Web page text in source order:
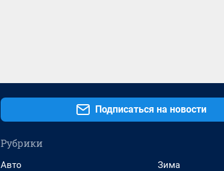
Подписаться на новости
Рубрики
Авто
Зима